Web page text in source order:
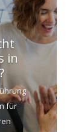
in
für